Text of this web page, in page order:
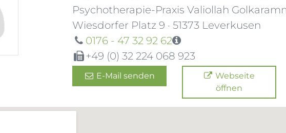
Psychotherapie-Praxis Valiollah
Wiesdorfer Platz 9 · 51373 Leverkusen
0176 - 47 32 92 62
+49 (0) 32 224 068 923
E-Mail senden
Webseite
öffnen